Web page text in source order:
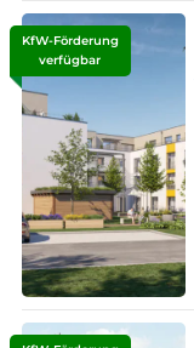
KfW-Förderung
verfügbar